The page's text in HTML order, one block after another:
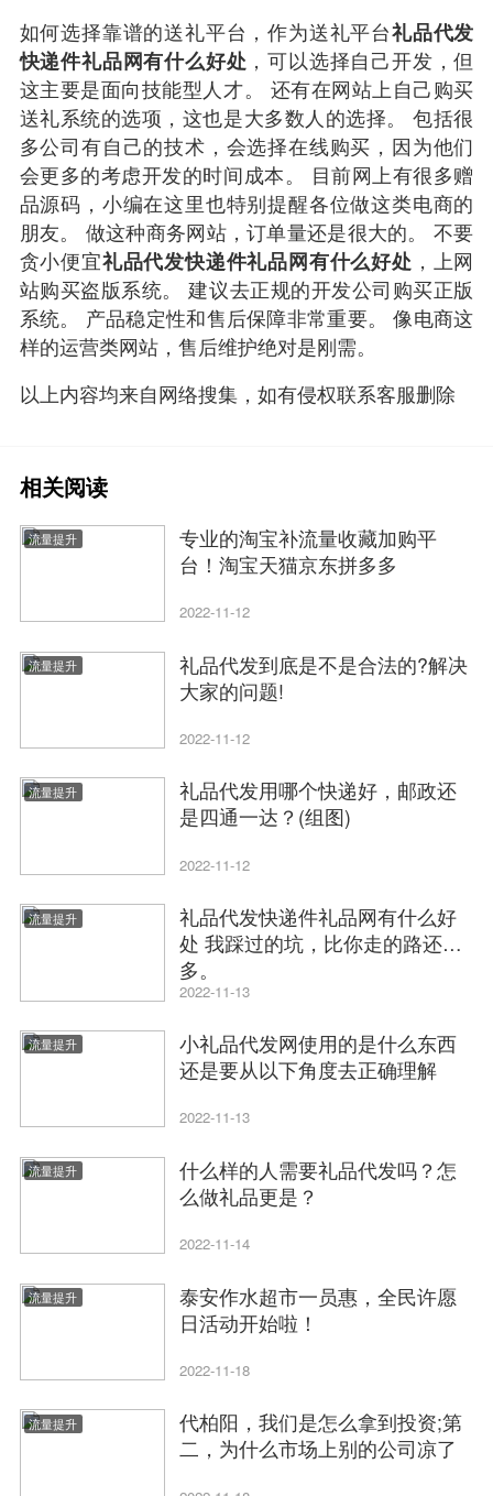
如何选择靠谱的送礼平台，作为送礼平台礼品代发
快递件礼品网有什么好处 ，可以选择自己开发，但
这主要是面向技能型人才。 还有在网站上自己购买
送礼系统的选项，这也是大多数人的选择。 包括很
多公司有自己的技术，会选择在线购买，因为他们
会更多的考虑开发的时间成本。 目前网上有很多赠
品源码，小编在这里也特别提醒各位做这类电商的
朋友。 做这种商务网站，订单量还是很大的。 不要
贪小便宜礼品代发快递件礼品网有什么好处 ，上网
站购买盗版系统。 建议去正规的开发公司购买正版
系统。 产品稳定性和售后保障非常重要。 像电商这
样的运营类网站，售后维护绝对是刚需。
以上内容均来自网络搜集，如有侵权联系客服删除
相关阅读
流量提升
专业的淘宝补流量收藏加购平
台！淘宝天猫京东拼多多
2022-11-12
流量提升
礼品代发到底是不是合法的?解决
大家的问题!
2022-11-12
流量提升
礼品代发用哪个快递好，邮政还
是四通一达？(组图)
2022-11-12
流量提升
礼品代发快递件礼品网有什么好
处 我踩过的坑，比你走的路还
多。
2022-11-13
流量提升
小礼品代发网使用的是什么东西
还是要从以下角度去正确理解
2022-11-13
流量提升
什么样的人需要礼品代发吗？怎
么做礼品更是？
2022-11-14
流量提升
泰安作水超市一员惠，全民许愿
日活动开始啦！
2022-11-18
流量提升
代柏阳，我们是怎么拿到投资;第
二，为什么市场上别的公司凉了